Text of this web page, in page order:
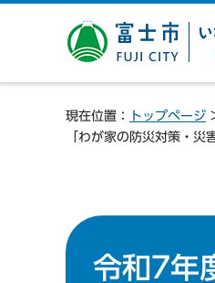
富士市 いただき
じまり
現在位置： トップページ
「わが家の防災対策・災
令和7年